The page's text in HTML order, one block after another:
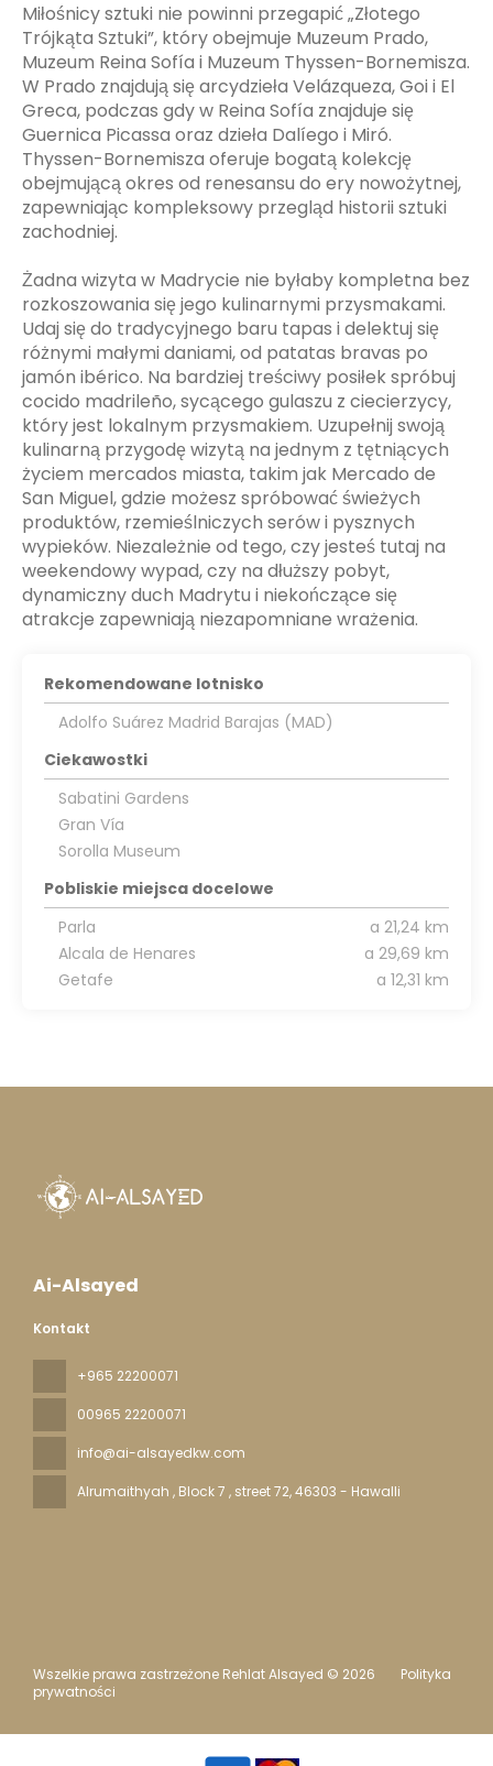
Miłośnicy sztuki nie powinni przegapić „Złotego
Trójkąta Sztuki”, który obejmuje Muzeum Prado,
Muzeum Reina Sofía i Muzeum Thyssen-Bornemisza.
W Prado znajdują się arcydzieła Velázqueza, Goi i El
Greca, podczas gdy w Reina Sofía znajduje się
Guernica Picassa oraz dzieła Dalíego i Miró.
Thyssen-Bornemisza oferuje bogatą kolekcję
obejmującą okres od renesansu do ery nowożytnej,
zapewniając kompleksowy przegląd historii sztuki
zachodniej.
Żadna wizyta w Madrycie nie byłaby kompletna bez
rozkoszowania się jego kulinarnymi przysmakami.
Udaj się do tradycyjnego baru tapas i delektuj się
różnymi małymi daniami, od patatas bravas po
jamón ibérico. Na bardziej treściwy posiłek spróbuj
cocido madrileño, sycącego gulaszu z ciecierzycy,
który jest lokalnym przysmakiem. Uzupełnij swoją
kulinarną przygodę wizytą na jednym z tętniących
życiem mercados miasta, takim jak Mercado de
San Miguel, gdzie możesz spróbować świeżych
produktów, rzemieślniczych serów i pysznych
wypieków. Niezależnie od tego, czy jesteś tutaj na
weekendowy wypad, czy na dłuższy pobyt,
dynamiczny duch Madrytu i niekończące się
atrakcje zapewniają niezapomniane wrażenia.
Rekomendowane lotnisko
Adolfo Suárez Madrid Barajas (MAD)
Ciekawostki
Sabatini Gardens
Gran Vía
Sorolla Museum
Pobliskie miejsca docelowe
Parla
a 21,24 km
Alcala de Henares
a 29,69 km
Getafe
a 12,31 km
Ai-Alsayed
Kontakt
+965 22200071
00965 22200071
info@ai-alsayedkw.com
Alrumaithyah , Block 7 , street 72, 46303 - Hawalli
Wszelkie prawa zastrzeżone Rehlat Alsayed © 2026
Polityka
prywatności